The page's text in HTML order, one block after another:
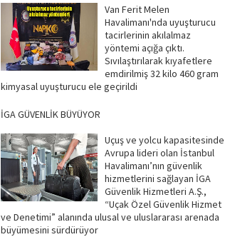
Van Ferit Melen
Havalimanı'nda uyuşturucu
tacirlerinin akılalmaz
yöntemi açığa çıktı.
Sıvılaştırılarak kıyafetlere
emdirilmiş 32 kilo 460 gram
kimyasal uyuşturucu ele geçirildi
İGA GÜVENLİK BÜYÜYOR
Uçuş ve yolcu kapasitesinde
Avrupa lideri olan İstanbul
Havalimanı’nın güvenlik
hizmetlerini sağlayan İGA
Güvenlik Hizmetleri A.Ş.,
“Uçak Özel Güvenlik Hizmet
ve Denetimi” alanında ulusal ve uluslararası arenada
büyümesini sürdürüyor